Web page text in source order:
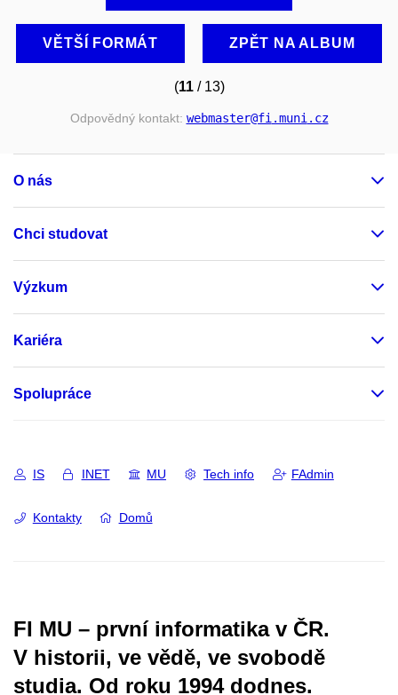
VĚTŠÍ FORMÁT ZPĚT NA ALBUM
(11/ 13)
Odpovědný kontakt: webmaster@fi.muni.cz
O nás
Chci studovat
Výzkum
Kariéra
Spolupráce
IS INET MU Tech info FAdmin
Kontakty Domů
FI MU – první informatika v ČR.
V historii, ve vědě, ve svobodě
studia. Od roku 1994 dodnes.